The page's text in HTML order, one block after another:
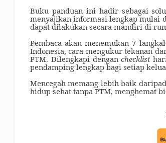
Buku panduan ini hadir sebagai
menyajikan informasi lengkap mulai
dapat dilakukan secara mandiri di
Pembaca akan menemukan 7
Indonesia, cara mengukur tekanan
PTM. Dilengkapi denganchecklist
pendamping lengkap bagi setiap
Mencegah memang lebih baik
hidup sehat tanpa PTM, menghemat